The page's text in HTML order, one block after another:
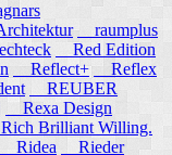
raumplus
Red Edition
Reflect+
Reflex
REUBER
Rexa Design
Brilliant Willing.
Ridea
Rieder